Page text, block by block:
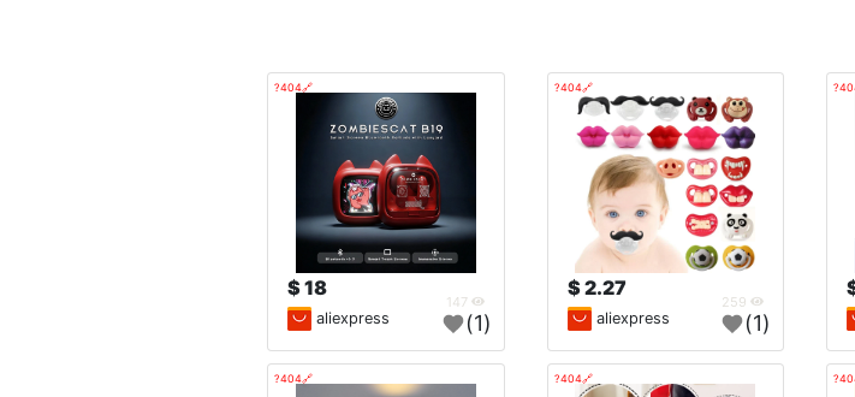
🔗404?
2.27 $
aliexpress (1)
🔗404?
18 $
aliexpress (1)
🔗404?
🔗404?